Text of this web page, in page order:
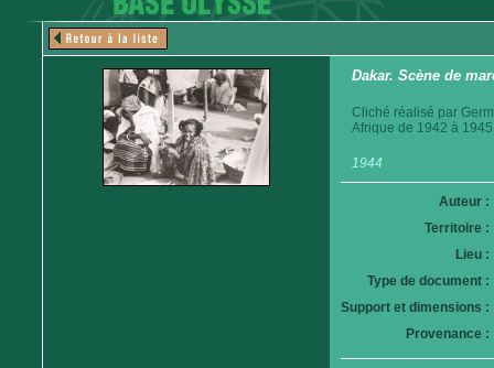
Dakar. Scène de
Cliché réalisé par
Afrique de 1942 à
1944
Auteur :
Territoire :
Lieu :
Type de document :
Support et dimensions :
Provenance :